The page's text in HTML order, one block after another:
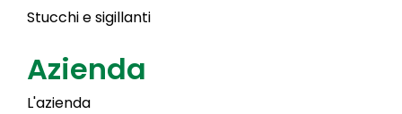
Stucchi e sigillanti
Azienda
L'azienda